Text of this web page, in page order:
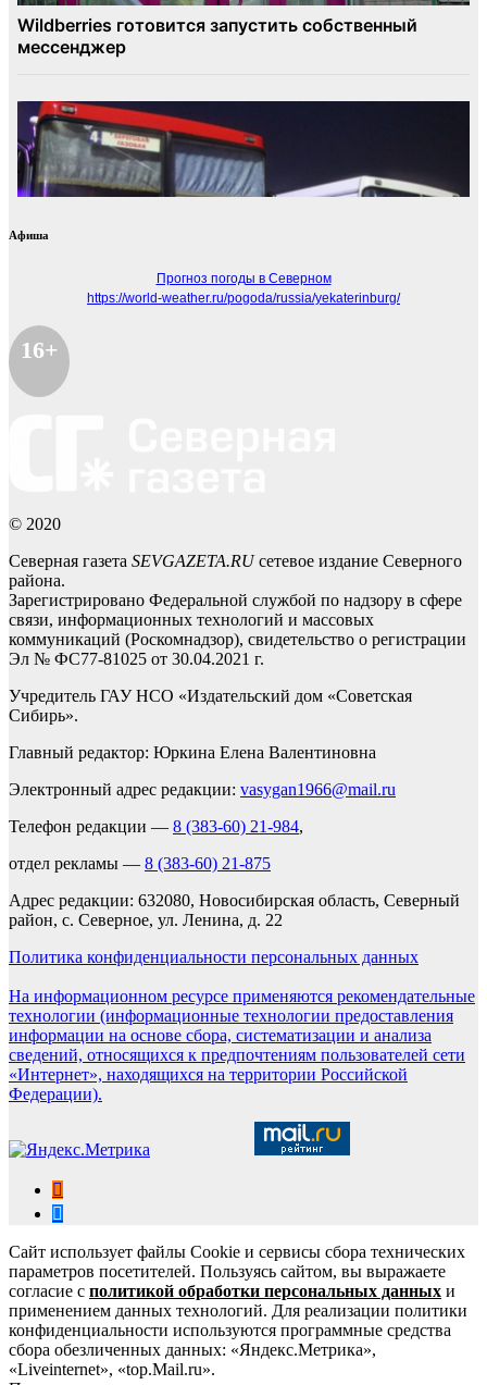
Афиша
Прогноз погоды в Северном
https://world-weather.ru/pogoda/russia/yekaterinburg/
16+
© 2020
Северная газета SEVGAZETA.RUсетевое издание Северного
района.
Зарегистрировано Федеральной службой по надзору в сфере
связи, информационных технологий и массовых
коммуникаций (Роскомнадзор), свидетельство о регистрации
Эл № ФС77-81025 от 30.04.2021 г.
Учредитель ГАУ НСО «Издательский дом «Советская
Сибирь».
Главный редактор: Юркина Елена Валентиновна
Электронный адрес редакции: vasygan1966@mail.ru
Телефон редакции — 8 (383-60) 21-984,
отдел рекламы — 8 (383-60) 21-875
Адрес редакции: 632080, Новосибирская область, Северный
район, с. Северное, ул. Ленина, д. 22
Политика конфиденциальности персональных данных
На информационном ресурсе применяются рекомендательные
технологии (информационные технологии предоставления
информации на основе сбора, систематизации и анализа
сведений, относящихся к предпочтениям пользователей сети
«Интернет», находящихся на территории Российской
Федерации).
Сайт использует файлы Cookie и сервисы сбора технических
параметров посетителей. Пользуясь сайтом, вы выражаете
согласие с политикой обработки персональных данных и
применением данных технологий. Для реализации политики
конфиденциальности используются программные средства
сбора обезличенных данных: «Яндекс.Метрика»,
«Liveinternet», «top.Mail.ru».